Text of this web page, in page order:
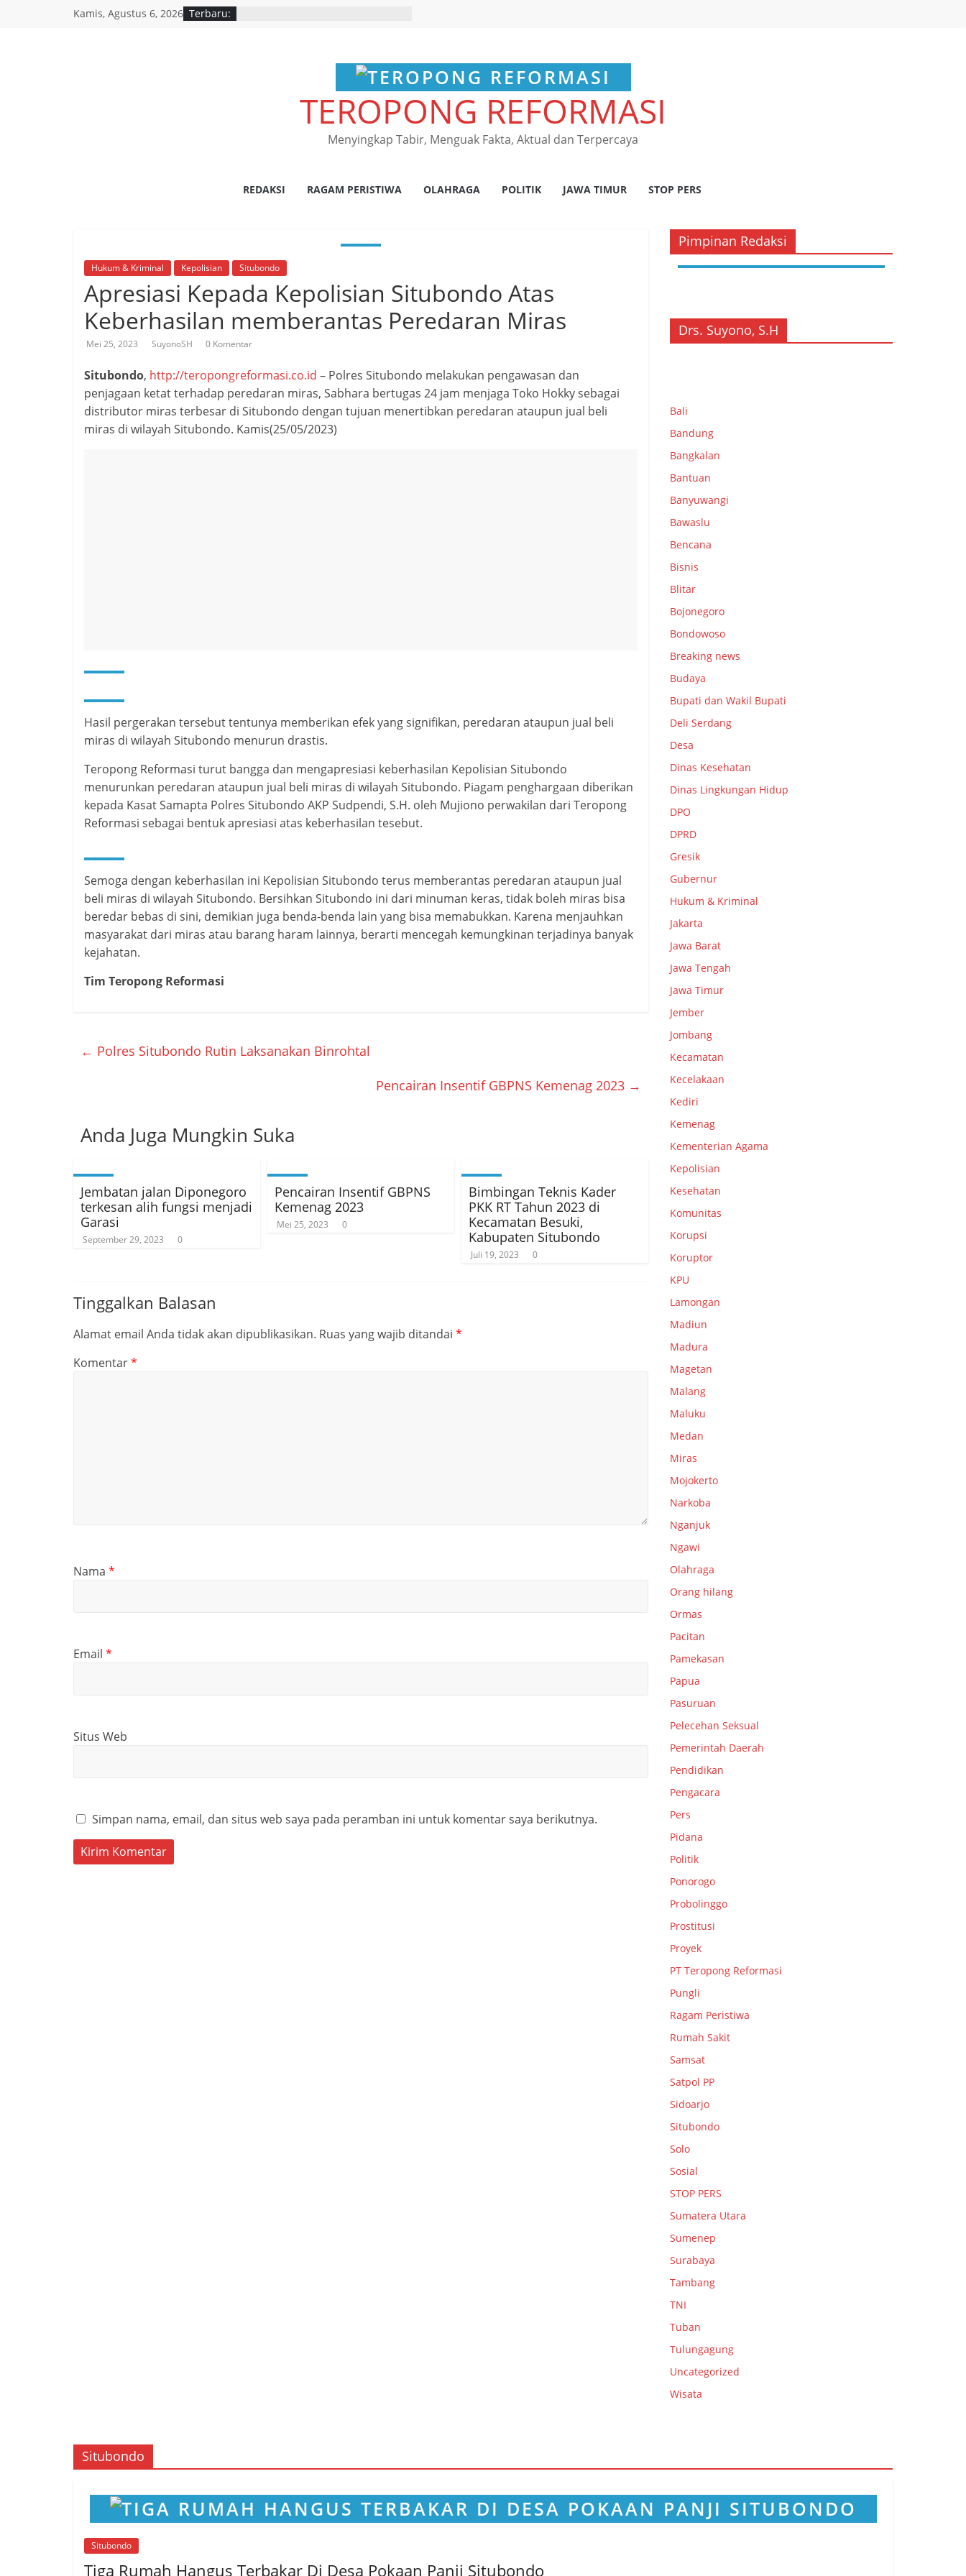
Kamis, Agustus 6, 2026 Terbaru:
TEROPONG REFORMASI
Menyingkap Tabir, Menguak Fakta, Aktual dan Terpercaya
REDAKSI RAGAM PERISTIWA OLAHRAGA POLITIK JAWA TIMUR STOP PERS
Hukum & Kriminal Kepolisian Situbondo
Apresiasi Kepada Kepolisian Situbondo Atas
Keberhasilan memberantas Peredaran Miras
Mei 25, 2023 SuyonoSH 0 Komentar
Situbondo, http://teropongreformasi.co.id – Polres Situbondo melakukan pengawasan dan
penjagaan ketat terhadap peredaran miras, Sabhara bertugas 24 jam menjaga Toko Hokky sebagai
distributor miras terbesar di Situbondo dengan tujuan menertibkan peredaran ataupun jual beli
miras di wilayah Situbondo. Kamis(25/05/2023)
Hasil pergerakan tersebut tentunya memberikan efek yang signifikan, peredaran ataupun jual beli
miras di wilayah Situbondo menurun drastis.
Teropong Reformasi turut bangga dan mengapresiasi keberhasilan Kepolisian Situbondo
menurunkan peredaran ataupun jual beli miras di wilayah Situbondo. Piagam penghargaan diberikan
kepada Kasat Samapta Polres Situbondo AKP Sudpendi, S.H. oleh Mujiono perwakilan dari Teropong
Reformasi sebagai bentuk apresiasi atas keberhasilan tesebut.
Semoga dengan keberhasilan ini Kepolisian Situbondo terus memberantas peredaran ataupun jual
beli miras di wilayah Situbondo. Bersihkan Situbondo ini dari minuman keras, tidak boleh miras bisa
beredar bebas di sini, demikian juga benda-benda lain yang bisa memabukkan. Karena menjauhkan
masyarakat dari miras atau barang haram lainnya, berarti mencegah kemungkinan terjadinya banyak
kejahatan.
Tim Teropong Reformasi
← Polres Situbondo Rutin Laksanakan Binrohtal
Pencairan Insentif GBPNS Kemenag 2023 →
Anda Juga Mungkin Suka
Jembatan jalan Diponegoro
terkesan alih fungsi menjadi
Garasi
September 29, 2023 0
Pencairan Insentif GBPNS
Kemenag 2023
Mei 25, 2023 0
Bimbingan Teknis Kader
PKK RT Tahun 2023 di
Kecamatan Besuki,
Kabupaten Situbondo
Juli 19, 2023 0
Tinggalkan Balasan
Alamat email Anda tidak akan dipublikasikan. Ruas yang wajib ditandai *
Komentar*
Nama *
Email *
Situs Web
Simpan nama, email, dan situs web saya pada peramban ini untuk komentar saya berikutnya.
Pimpinan Redaksi
Drs. Suyono, S.H
Bali
Bandung
Bangkalan
Bantuan
Banyuwangi
Bawaslu
Bencana
Bisnis
Blitar
Bojonegoro
Bondowoso
Breaking news
Budaya
Bupati dan Wakil Bupati
Deli Serdang
Desa
Dinas Kesehatan
Dinas Lingkungan Hidup
DPO
DPRD
Gresik
Gubernur
Hukum & Kriminal
Jakarta
Jawa Barat
Jawa Tengah
Jawa Timur
Jember
Jombang
Kecamatan
Kecelakaan
Kediri
Kemenag
Kementerian Agama
Kepolisian
Kesehatan
Komunitas
Korupsi
Koruptor
KPU
Lamongan
Madiun
Madura
Magetan
Malang
Maluku
Medan
Miras
Mojokerto
Narkoba
Nganjuk
Ngawi
Olahraga
Orang hilang
Ormas
Pacitan
Pamekasan
Papua
Pasuruan
Pelecehan Seksual
Pemerintah Daerah
Pendidikan
Pengacara
Pers
Pidana
Politik
Ponorogo
Probolinggo
Prostitusi
Proyek
PT Teropong Reformasi
Pungli
Ragam Peristiwa
Rumah Sakit
Samsat
Satpol PP
Sidoarjo
Situbondo
Solo
Sosial
STOP PERS
Sumatera Utara
Sumenep
Surabaya
Tambang
TNI
Tuban
Tulungagung
Uncategorized
Wisata
Situbondo
Situbondo
Tiga Rumah Hangus Terbakar Di Desa Pokaan Panji Situbondo